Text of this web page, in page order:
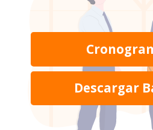
Descargar